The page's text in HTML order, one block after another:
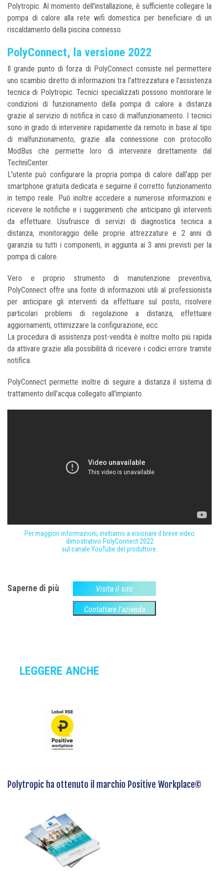
Polytropic. Al momento dell'installazione, è sufficiente collegare la
pompa di calore alla rete wifi domestica per beneficiare di un
riscaldamento della piscina connesso.
PolyConnect, la versione 2022
Il grande punto di forza di PolyConnect consiste nel permettere
uno scambio diretto di informazioni tra l'attrezzatura e l'assistenza
tecnica di Polytropic. Tecnici specializzati possono monitorare le
condizioni di funzionamento della pompa di calore a distanza
grazie al servizio di notifica in caso di malfunzionamento. I tecnici
sono in grado di intervenire rapidamente da remoto in base al tipo
di malfunzionamento, grazie alla connessione con protocollo
ModBus che permette loro di intervenire direttamente dal
TechniCenter.
L'utente può configurare la propria pompa di calore dall'app per
smartphone gratuita dedicata e seguirne il corretto funzionamento
in tempo reale. Può inoltre accedere a numerose informazioni e
ricevere le notifiche e i suggerimenti che anticipano gli interventi
da effettuare. Usufruisce di servizi di diagnostica tecnica a
distanza, monitoraggio delle proprie attrezzature e 2 anni di
garanzia su tutti i componenti, in aggiunta ai 3 anni previsti per la
pompa di calore.
Vero e proprio strumento di manutenzione preventiva,
PolyConnect offre una fonte di informazioni utili al professionista
per anticipare gli interventi da effettuare sul posto, risolvere
particolari problemi di regolazione a distanza, effettuare
aggiornamenti, ottimizzare la configurazione, ecc.
La procedura di assistenza post-vendita è inoltre molto più rapida
da attivare grazie alla possibilità di ricevere i codici errore tramite
notifica.
PolyConnect permette inoltre di seguire a distanza il sistema di
trattamento dell'acqua collegato all'impianto.
Per maggiori informazioni, invitiamo a visionare il breve video
dimostrativo PolyConnect 2022
sul canale YouTube del produttore.
Saperne di più Visita il sito
Contattare l'azienda
LEGGERE ANCHE
Polytropic ha ottenuto il marchio Positive Workplace©